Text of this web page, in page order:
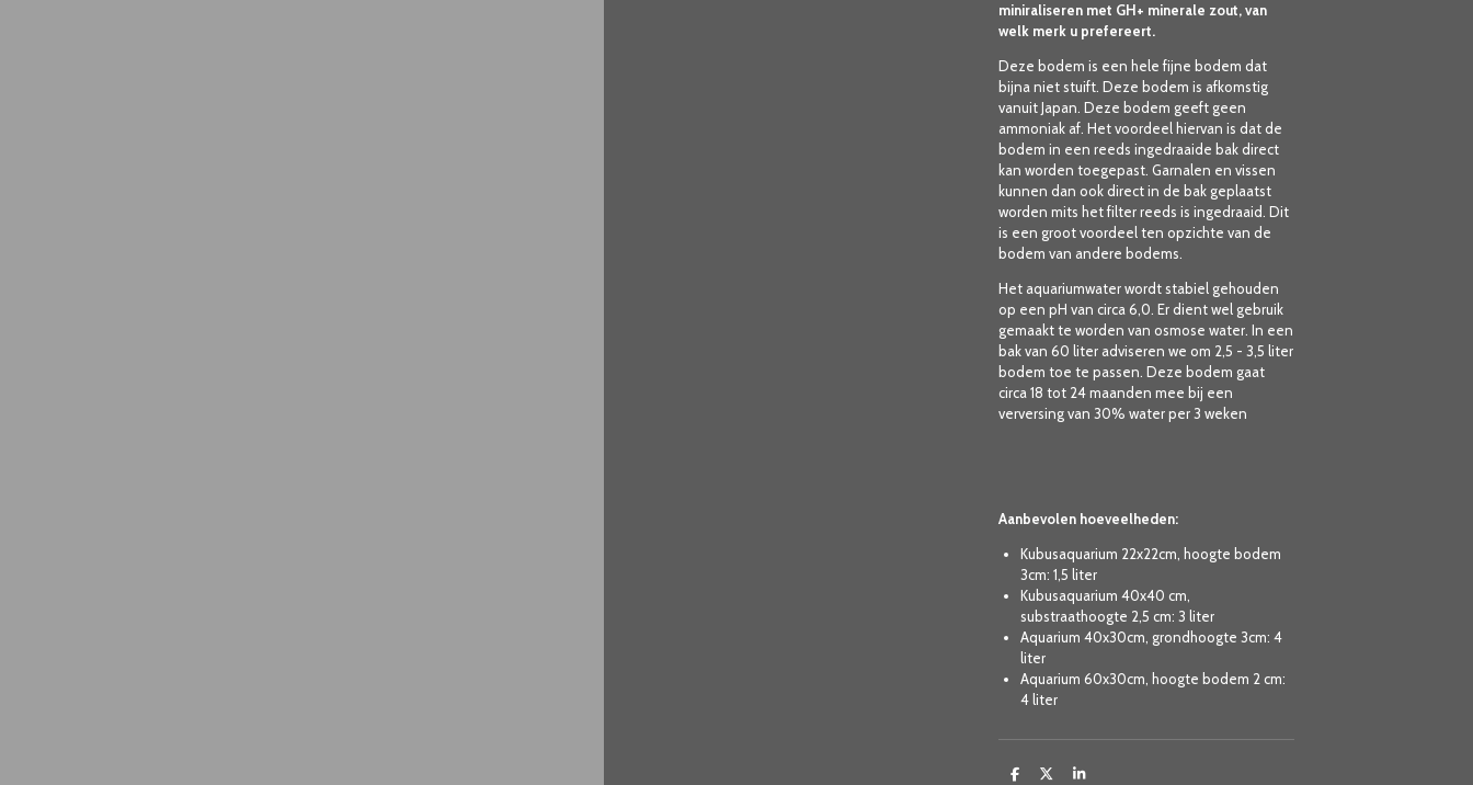
miniraliseren met GH+ minerale zout, van
welk merk u prefereert.
Deze bodem is een hele fijne bodem dat
bijna niet stuift. Deze bodem is afkomstig
vanuit Japan. Deze bodem geeft geen
ammoniak af. Het voordeel hiervan is dat de
bodem in een reeds ingedraaide bak direct
kan worden toegepast. Garnalen en vissen
kunnen dan ook direct in de bak geplaatst
worden mits het filter reeds is ingedraaid. Dit
is een groot voordeel ten opzichte van de
bodem van andere bodems.
Het aquariumwater wordt stabiel gehouden
op een pH van circa 6,0. Er dient wel gebruik
gemaakt te worden van osmose water. In een
bak van 60 liter adviseren we om 2,5 - 3,5 liter
bodem toe te passen. Deze bodem gaat
circa 18 tot 24 maanden mee bij een
verversing van 30% water per 3 weken
Aanbevolen hoeveelheden:
Kubusaquarium 22x22cm, hoogte bodem
3cm: 1,5 liter
Kubusaquarium 40x40 cm,
substraathoogte 2,5 cm: 3 liter
Aquarium 40x30cm, grondhoogte 3cm: 4
liter
Aquarium 60x30cm, hoogte bodem 2 cm:
4 liter
D D S